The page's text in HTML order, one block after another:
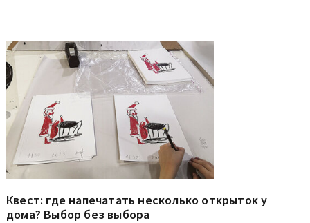
Квест: где напечатать несколько открыток у
дома? Выбор без выбора